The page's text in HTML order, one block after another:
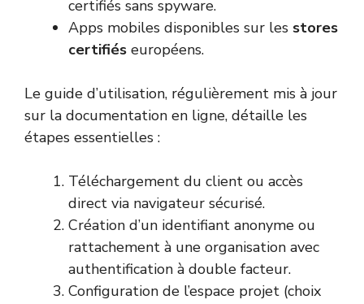
certifiés sans spyware.
Apps mobiles disponibles sur les stores
certifiés européens.
Le guide d’utilisation, régulièrement mis à jour
sur la documentation en ligne, détaille les
étapes essentielles :
Téléchargement du client ou accès
direct via navigateur sécurisé.
Création d’un identifiant anonyme ou
rattachement à une organisation avec
authentification à double facteur.
Configuration de l’espace projet (choix